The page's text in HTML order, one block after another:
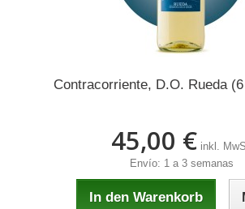
Contracorriente, D.O. Rueda
45,00 € inkl.
Envío: 1 a 3 semanas
In den Warenkorb